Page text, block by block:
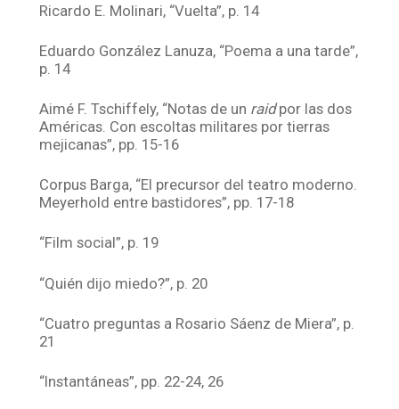
Ricardo E. Molinari, “Vuelta”, p. 14
Eduardo González Lanuza, “Poema a una tarde”,
p. 14
Aimé F. Tschiffely, “Notas de un raidpor las dos
Américas. Con escoltas militares por tierras
mejicanas”, pp. 15-16
Corpus Barga, “El precursor del teatro moderno.
Meyerhold entre bastidores”, pp. 17-18
“Film social”, p. 19
“Quién dijo miedo?”, p. 20
“Cuatro preguntas a Rosario Sáenz de Miera”, p.
21
“Instantáneas”, pp. 22-24, 26